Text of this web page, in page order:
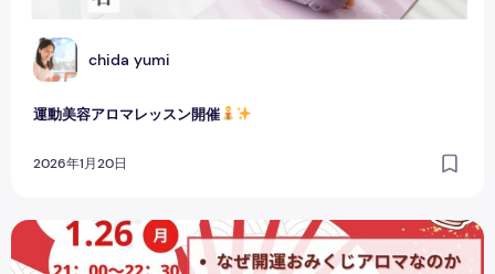
C chida yumi
運動美容アロマレッスン開催
2026年1月20日
先着100名様限定！ 新年特大お年玉企画